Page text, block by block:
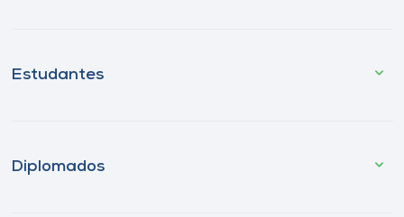
Estudantes
Diplomados